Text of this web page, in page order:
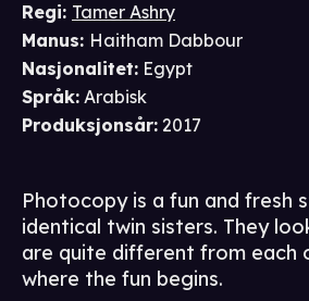
Regi: Tamer Ashry
Manus: Haitham Dabbour
Nasjonalitet: Egypt
Språk: Arabisk
Produksjonsår: 2017
Photocopy is a fun and fresh
identical twin sisters. They
are quite different from each
where the fun begins.